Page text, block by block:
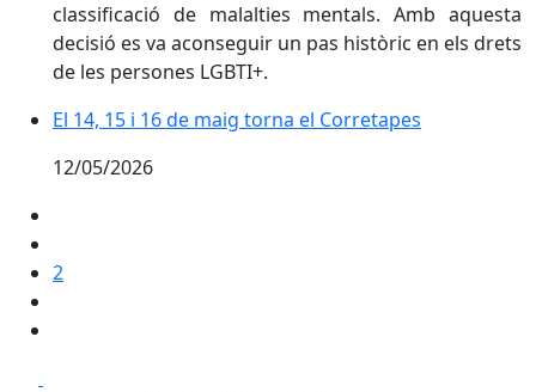
classificació de malalties mentals. Amb aquesta
decisió es va aconseguir un pas històric en els drets
de les persones LGBTI+.
El 14, 15 i 16 de maig torna el Corretapes
El 14, 15 i 16 de maig torna el Corretapes
12/05/2026
2